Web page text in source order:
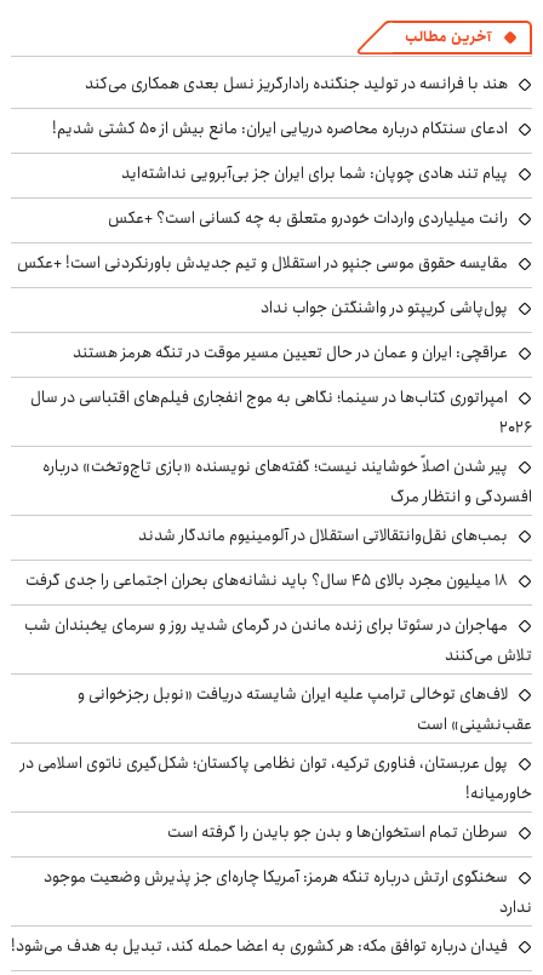
آخرین مطالب
هند با فرانسه در تولید جنگنده رادارگریز نسل بعدی همکاری می‌کند
ادعای سنتکام درباره محاصره دریایی ایران: مانع بیش از ۵۰ کشتی شدیم!
پیام تند هادی چوپان: شما برای ایران جز بی‌آبرویی نداشته‌اید
رانت میلیاردی واردات خودرو متعلق به چه کسانی است؟ +عکس
مقایسه حقوق موسی جنپو در استقلال و تیم جدیدش باورنکردنی است! +عکس
پول‌پاشی کریپتو در واشنگتن جواب نداد
عراقچی: ایران و عمان در حال تعیین مسیر موقت در تنگه هرمز هستند
امپراتوری کتاب‌ها در سینما؛ نگاهی به موج انفجاری فیلم‌های اقتباسی در سال
۲۰۲۶
پیر شدن اصلاً خوشایند نیست؛ گفته‌های نویسنده «بازی تاج‌وتخت» درباره
افسردگی و انتظار مرگ
بمب‌های نقل‌وانتقالاتی استقلال در آلومینیوم ماندگار شدند
۱۸ میلیون مجرد بالای ۴۵ سال؟ باید نشانه‌های بحران اجتماعی را جدی گرفت
مهاجران در سئوتا برای زنده ماندن در گرمای شدید روز و سرمای یخبندان شب
تلاش می‌کنند
لاف‌های توخالی ترامپ علیه ایران شایسته دریافت «نوبل رجزخوانی و
عقب‌نشینی» است
پول عربستان، فناوری ترکیه، توان نظامی پاکستان؛ شکل‌گیری ناتوی اسلامی در
خاورمیانه!
سرطان تمام استخوان‌ها و بدن جو بایدن را گرفته است
سخنگوی ارتش درباره تنگه هرمز: آمریکا چاره‌ای جز پذیرش وضعیت موجود
ندارد
فیدان درباره توافق مکه: هر کشوری به اعضا حمله کند، تبدیل به هدف می‌شود!